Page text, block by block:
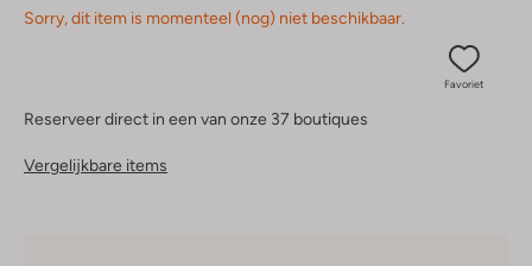
Sorry, dit item is momenteel (nog) niet beschikbaar.
Favoriet
Reserveer direct in een van onze 37 boutiques
Vergelijkbare items